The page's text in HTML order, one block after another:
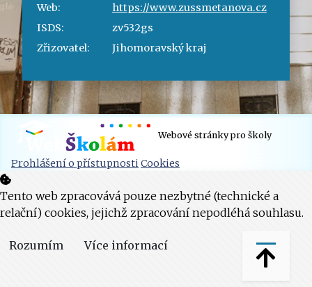
Web:
https://www.zussmetanova.cz
ISDS:
zv532gs
Zřizovatel:
Jihomoravský kraj
Webové stránky pro školy
Prohlášení o přístupnostiCookies
Tento web zpracovává pouze nezbytné (technické a
relační) cookies, jejichž zpracování nepodléhá souhlasu.
Rozumím Více informací